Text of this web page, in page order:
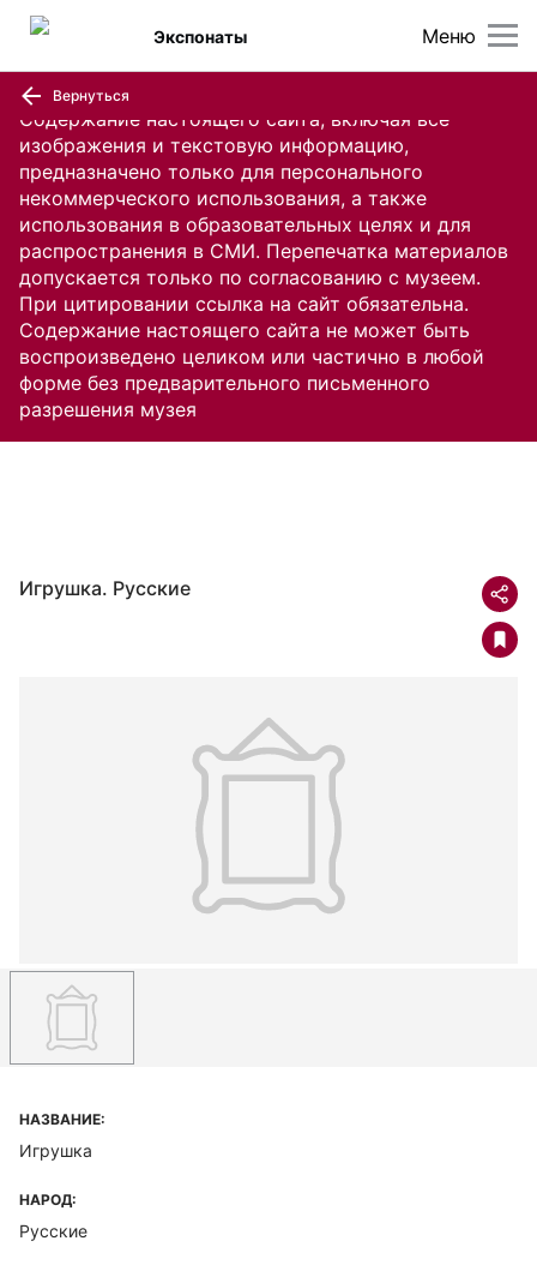
Содержание настоящего сайта, включая все
изображения и текстовую информацию,
предназначено только для персонального
некоммерческого использования, а также
использования в образовательных целях и для
распространения в СМИ. Перепечатка материалов
допускается только по согласованию с музеем.
При цитировании ссылка на сайт обязательна.
Содержание настоящего сайта не может быть
воспроизведено целиком или частично в любой
форме без предварительного письменного
разрешения музея
Меню
Экспонаты
Вернуться
Игрушка. Русские
НАЗВАНИЕ:
Игрушка
НАРОД:
Русские